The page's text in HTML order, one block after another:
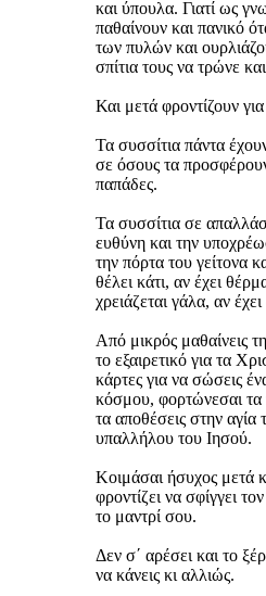
και ύπουλα. Γιατί ως
παθαίνουν και πανικό
των πυλών και
σπίτια τους να τρώνε
Και μετά φροντίζουν
Τα συσσίτια πάντα
σε όσους τα
παπάδες.
Τα συσσίτια σε
ευθύνη και την
την πόρτα του γείτονα
θέλει κάτι, αν έχει
χρειάζεται γάλα, αν
Από μικρός μαθαίνεις
το εξαιρετικό για τα
κάρτες για να σώσεις
κόσμου, φορτώνεσαι τα
τα αποθέσεις στην αγία
υπαλλήλου του Ιησού.
Κοιμάσαι ήσυχος μετά
φροντίζει να σφίγγει
το μαντρί σου.
Δεν σ΄ αρέσει και το
να κάνεις κι αλλιώς.